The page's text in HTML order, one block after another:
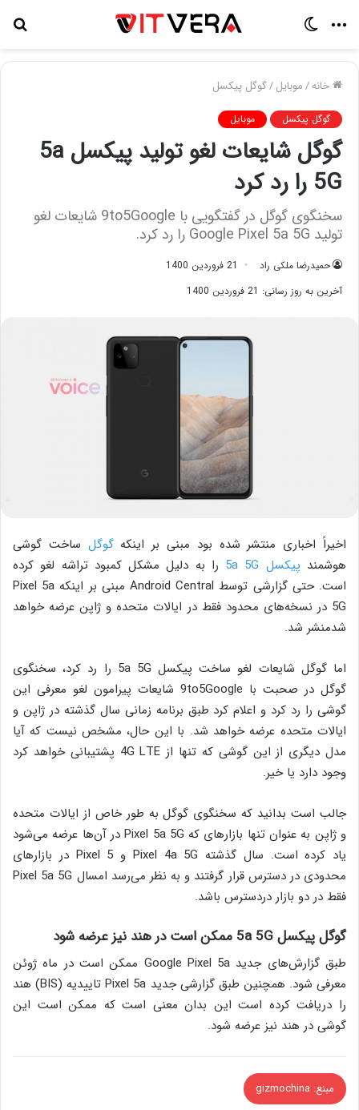
منو
خانه/موبایل/گوگل پیکسل
گوگل پیکسل موبایل
گوگل شایعات لغو تولید پیکسل 5a
5G را رد کرد
سخنگوی گوگل در گفتگویی با 9to5Google شایعات لغو
تولید Google Pixel 5a 5G را رد کرد.
حمیدرضا ملکی راد
21 فروردین 1400
آخرین به روز رسانی: 21 فروردین 1400
اخیراً اخباری منتشر شده بود مبنی بر اینکهگوگل ساخت گوشی
هوشمند پیکسل 5a 5G
را به دلیل مشکل کمبود تراشه لغو کرده
است. حتی گزارشی توسط Android Central مبنی بر اینکه Pixel 5a
5G در نسخه‌های محدود فقط در ایالات متحده و ژاپن عرضه خواهد
شدمنشر شد.
اما گوگل شایعات لغو ساخت پیکسل 5a 5G را رد کرد، سخنگوی
گوگل در صحبت با 9to5Google شایعات پیرامون لغو معرفی این
گوشی را رد کرد و اعلام کرد طبق برنامه زمانی سال گذشته در ژاپن و
ایالات متحده عرضه خواهد شد. با این حال، مشخص نیست که آیا
مدل دیگری از این گوشی که تنها از 4G LTE پشتیبانی خواهد کرد
وجود دارد یا خیر.
جالب است بدانید که سخنگوی گوگل به طور خاص از ایالات متحده
و ژاپن به عنوان تنها بازار‌های که Pixel 5a 5G در آن‌ها عرضه می‌شود
یاد کرده است. سال گذشته Pixel 4a 5G و Pixel 5 در بازارهای
محدودی در دسترس قرار گرفتند و به نظر می‌رسد امسال Pixel 5a 5G
فقط در دو بازار دردسترس باشد.
گوگل پیکسل 5a 5G ممکن است در هند نیز عرضه شود
طبق گزارش‌های جدید Google Pixel 5a ممکن است در ماه ژوئن
معرفی شود. همچنین طبق گزارشی جدید Pixel 5a تاییدیه (BIS) هند
را دریافت کرده است این بدان معنی است که ممکن است این
گوشی در هند نیز عرضه شود.
مبنع: gizmochina